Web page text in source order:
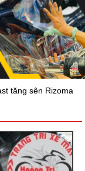
tăng sên Rizoma